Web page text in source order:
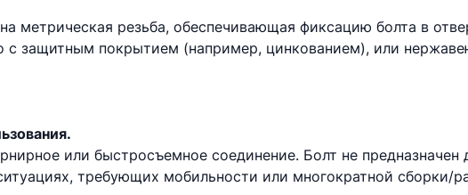
метрическая резьба, обеспечивающая фиксацию болта в
с защитным покрытием (например, цинкованием), или
или быстросъемное соединение. Болт не предназначен
требующих мобильности или многократной сборки/